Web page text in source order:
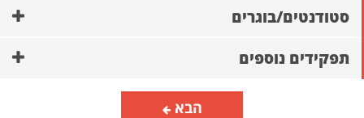
סטודנטים/בוגרים
תפקידים נוספים
הבא